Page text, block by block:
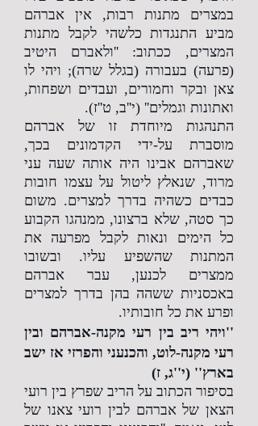
במצרים מתנות רבות, אין אברהם
מביע התנגדות כלשהי לקבל מתנות
המצרים, ככתוב: ''ולאברם היטיב
(פרעה) בעבורה (בגלל שרה); ויהי לו
צאן ובקר וחמורים, ועבדים ושפחות,
ואתונות וגמלים'' (י''ב, ט''ז).
התנהגות מיוחדת זו של אברהם
מוסברת על-ידי הקדמונים בכך,
שאברהם אבינו היה אותה שעה עני
מרוד, שנאלץ ליטול על עצמו חובות
כבדים כשהיה בדרך למצרים. משום
כך סטה, שלא ברצונו, ממנהגו הקבוע
כל הימים ונאות לקבל מפרעה את
המתנות שהשפיע עליו. ובשובו
ממצרים לכנען, עבר אברהם
באכסניות ששהה בהן בדרך למצרים
ופרע את כל חובותיו.
''ויהי ריב בין רעי מקנה-אברהם ובין
רעי מקנה-לוט, והכנעני והפרזי אז ישב
בארץ'' (י''ג, ז)
בסיפור הכתוב על הריב שפרץ בין רועי
הצאן של אברהם לבין רועי צאנו של